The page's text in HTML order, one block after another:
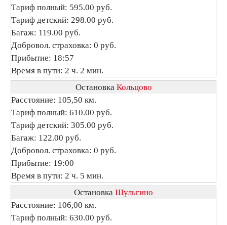
Тариф полный: 595.00 руб.
Тариф детский: 298.00 руб.
Багаж: 119.00 руб.
Добровол. страховка: 0 руб.
Прибытие: 18:57
Время в пути: 2 ч. 2 мин.
Остановка Кольцово
Расстояние: 105,50 км.
Тариф полный: 610.00 руб.
Тариф детский: 305.00 руб.
Багаж: 122.00 руб.
Добровол. страховка: 0 руб.
Прибытие: 19:00
Время в пути: 2 ч. 5 мин.
Остановка Шульгино
Расстояние: 106,00 км.
Тариф полный: 630.00 руб.